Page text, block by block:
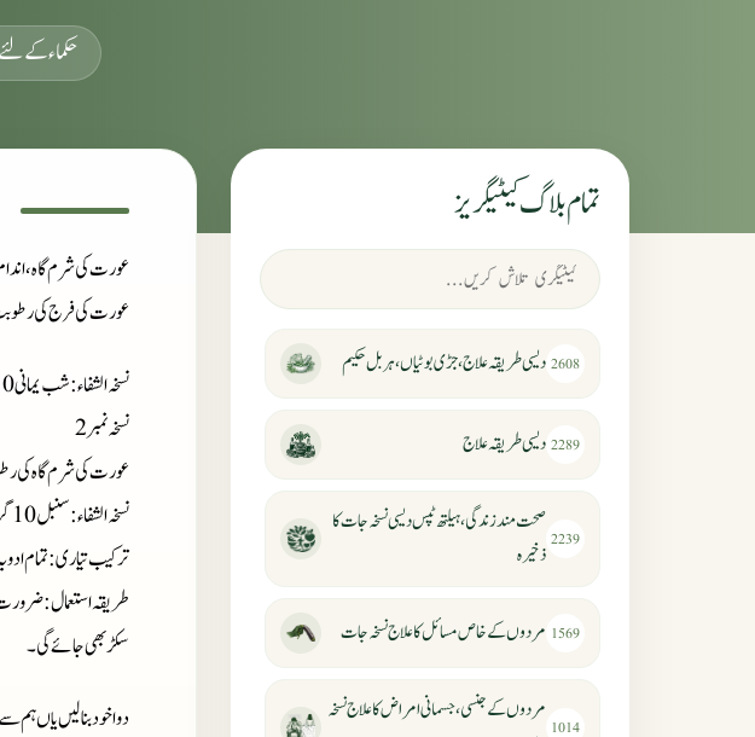
حکماء
عورت کی شرم گاہ،
عورت کی فرج کی
نسخہ الشفاء:شب یمانی 10 گرام، سرمہ باریک 10 گرام، ایک گرام ہروز فرج میں لگائیں فرج کی رطوبت خشک ہو جائے گی اور فرج سکڑ بھی جائے گی۔
نسخہ نمبر 2
عورت کی شرم گاہ کی
نسخہ الشفاء: سنبل 10 گرام، شب یمانی 10 گرام، سعد 10 گرام، مازو 10 گرام۔
ترکیب تیاری: تمام
طریقہ استعمال: ضرورت
سکڑ بھی جائے گی۔
دوا خود بنا لیں یاں ہم
تمام بلاگ کیٹیگریز
2608 دیسی طریقہ علاج، جڑی بوٹیاں، ہربل حکیم
2289 دیسی طریقہ علاج
2239
صحت مند زندگی، ہیلتھ ٹپس دیسی نسخہ جات کا
ذخیرہ
1569 مردوں کے خاص مسائل کا علاج نسخہ جات
1014
مردوں کے جنسی، جسمانی امراض کا علاج نسخہ